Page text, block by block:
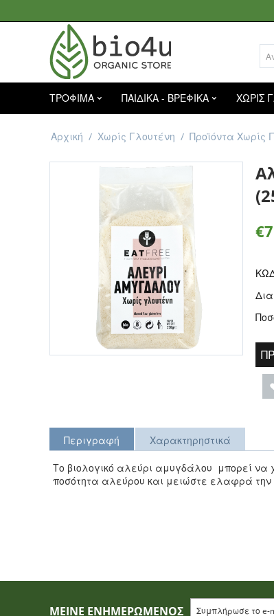
ΤΡΟΦΙΜΑ ΠΑΙΔΙΚΑ - ΒΡΕΦΙΚΑ ΧΩΡΙΣ
Αρχική / Χωρίς Γλουτένη / Προϊόντα Χωρίς
€
Περιγραφή Χαρακτηρηστικά
Το βιολογικό αλεύρι αμυγδάλου μπορεί να
ποσότητα αλεύρου και μειώστε ελαφρά
ΜΕΊΝΕ ΕΝΗΜΕΡΩΜΈΝΟΣ